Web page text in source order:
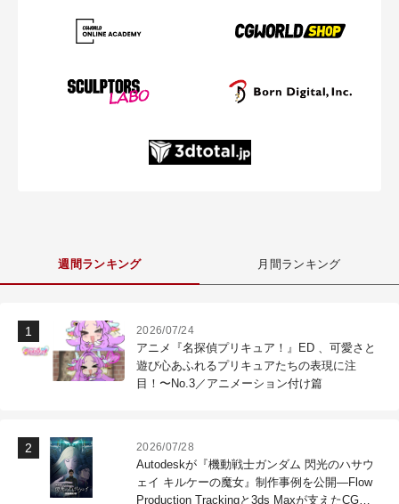
週間ランキング 月間ランキング
2026/07/24
アニメ『名探偵プリキュア！』ED 、可愛さと
遊び心あふれるプリキュアたちの表現に注
目！〜No.3／アニメーション付け篇
2026/07/28
Autodeskが『機動戦士ガンダム 閃光のハサウ
ェイ キルケーの魔女』制作事例を公開―Flow
Production Trackingと3ds Maxが支えたCG制